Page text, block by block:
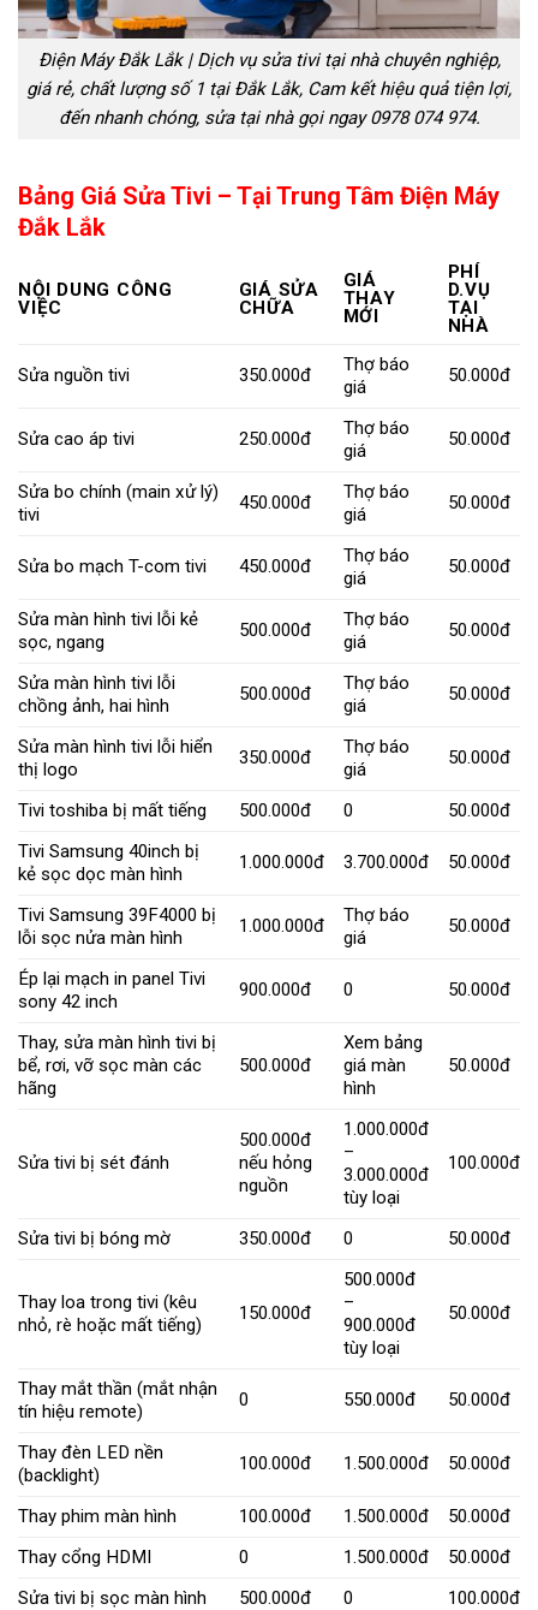
Điện Máy Đắk Lắk | Dịch vụ sửa tivi tại nhà chuyên nghiệp,
giá rẻ, chất lượng số 1 tại Đắk Lắk, Cam kết hiệu quả tiện lợi,
đến nhanh chóng, sửa tại nhà gọi ngay 0978 074 974.
Bảng Giá Sửa Tivi – Tại Trung Tâm Điện Máy
Đắk Lắk
NỘI DUNG CÔNG
VIỆC
GIÁ SỬA
CHỮA
GIÁ
THAY
MỚI
PHÍ
D.VỤ
TẠI
NHÀ
Sửa nguồn tivi 350.000đ
Thợ báo
giá
50.000đ
Sửa cao áp tivi 250.000đ
Thợ báo
giá
50.000đ
Sửa bo chính (main xử lý)
tivi
450.000đ
Thợ báo
giá
50.000đ
Sửa bo mạch T-com tivi 450.000đ
Thợ báo
giá
50.000đ
Sửa màn hình tivi lỗi kẻ
sọc, ngang
500.000đ
Thợ báo
giá
50.000đ
Sửa màn hình tivi lỗi
chồng ảnh, hai hình
500.000đ
Thợ báo
giá
50.000đ
Sửa màn hình tivi lỗi hiển
thị logo
350.000đ
Thợ báo
giá
50.000đ
Tivi toshiba bị mất tiếng 500.000đ 0
50.000đ
Tivi Samsung 40inch bị
kẻ sọc dọc màn hình
1.000.000đ 3.700.000đ 50.000đ
Tivi Samsung 39F4000 bị
lỗi sọc nửa màn hình
1.000.000đ
Thợ báo
giá
50.000đ
Ép lại mạch in panel Tivi
sony 42 inch
900.000đ 0 50.000đ
Thay, sửa màn hình tivi bị
bể, rơi, vỡ sọc màn các
hãng
500.000đ
Xem bảng
giá màn
hình
50.000đ
Sửa tivi bị sét đánh
500.000đ
nếu hỏng
nguồn
1.000.000đ
–
3.000.000đ
tùy loại
100.000đ
Sửa tivi bị bóng mờ 350.000đ 0 50.000đ
Thay loa trong tivi (kêu
nhỏ, rè hoặc mất tiếng)
150.000đ
500.000đ
–
900.000đ
tùy loại
50.000đ
Thay mắt thần (mắt nhận
tín hiệu remote)
0 550.000đ 50.000đ
Thay đèn LED nền
(backlight)
100.000đ 1.500.000đ 50.000đ
Thay phim màn hình 100.000đ 1.500.000đ
50.000đ
Thay cổng HDMI
0 1.500.000đ
50.000đ
Sửa tivi bị sọc màn hình
500.000đ 0
100.000đ